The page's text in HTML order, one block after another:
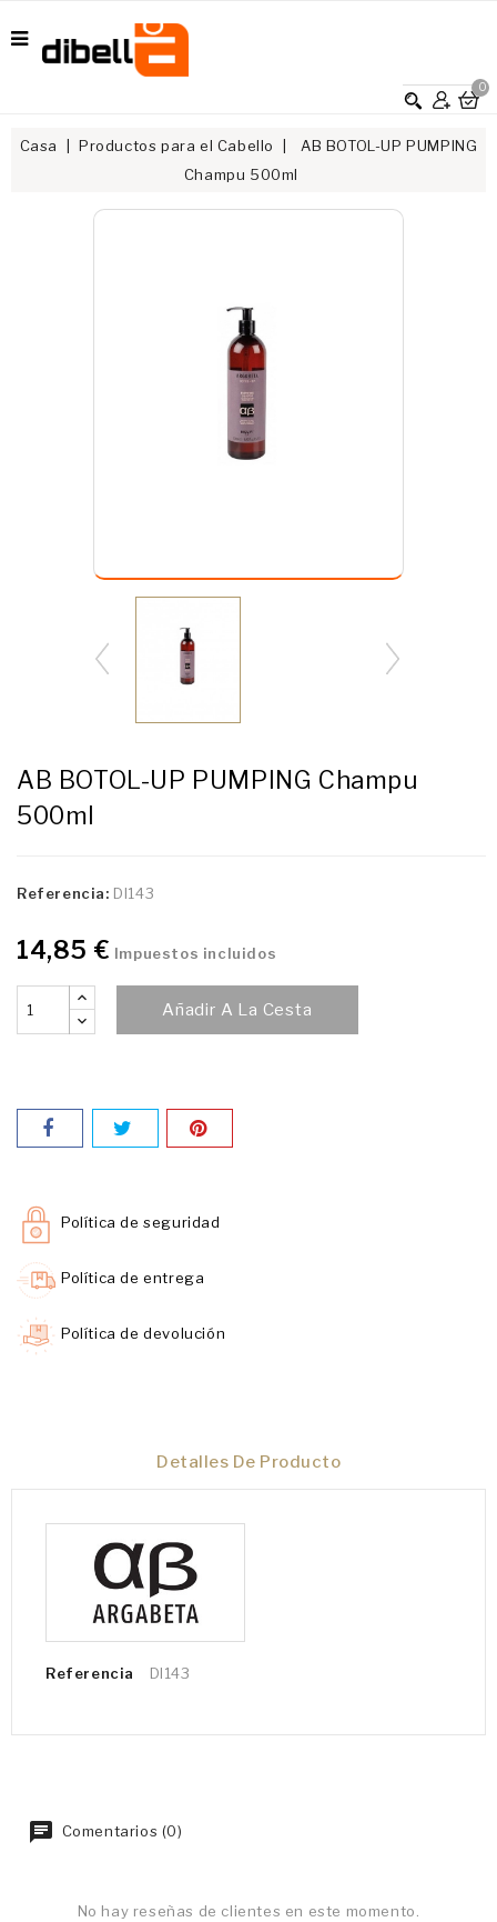
0
Casa Productos para el Cabello
AB BOTOL-UP PUMPING
Champu 500ml
AB BOTOL-UP PUMPING Champu
500ml
Referencia: DI143
14,85 € Impuestos incluidos
Añadir A La Cesta
Política de seguridad
Política de entrega
Política de devolución
Detalles De Producto
Referencia DI143
Comentarios (0)
No hay reseñas de clientes en este momento.